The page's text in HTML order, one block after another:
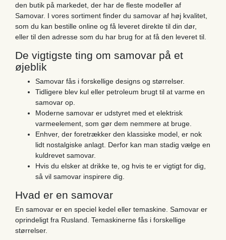
den butik på markedet, der har de fleste modeller af
Samovar. I vores sortiment finder du samovar af høj kvalitet,
som du kan bestille online og få leveret direkte til din dør,
eller til den adresse som du har brug for at få den leveret til.
De vigtigste ting om samovar på et
øjeblik
Samovar fås i forskellige designs og størrelser.
Tidligere blev kul eller petroleum brugt til at varme en
samovar op.
Moderne samovar er udstyret med et elektrisk
varmeelement, som gør dem nemmere at bruge.
Enhver, der foretrækker den klassiske model, er nok
lidt nostalgiske anlagt. Derfor kan man stadig vælge en
kuldrevet samovar.
Hvis du elsker at drikke te, og hvis te er vigtigt for dig,
så vil samovar inspirere dig.
Hvad er en samovar
En samovar er en speciel kedel eller temaskine. Samovar er
oprindeligt fra Rusland. Temaskinerne fås i forskellige
størrelser.